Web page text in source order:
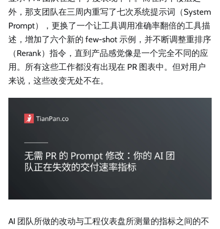
外，那支团队在三周内重写了七次系统提示词（System
Prompt），更换了一个让工具调用准确率翻倍的工具描
述，增加了六个新的 few-shot 示例，并不断调整重排序
（Rerank）指令，直到产品感觉像是一个完全不同的应
用。所有这些工作都没有出现在 PR 图表中。但对用户
来说，这些改变无处不在。
AI 团队所做的改动与工程仪表盘所测量的指标之间的不